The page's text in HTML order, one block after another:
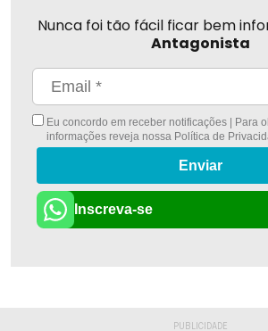
Nunca foi tão fácil ficar bem
Antagonista
Eu concordo em receber notificações | Para
informações reveja nossa Política de
Enviar
Inscreva-se